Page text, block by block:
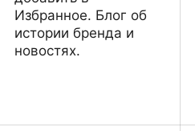
Избранное. Блог об
истории бренда и
новостях.